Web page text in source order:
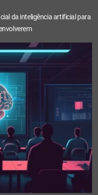
da inteligência artificial para